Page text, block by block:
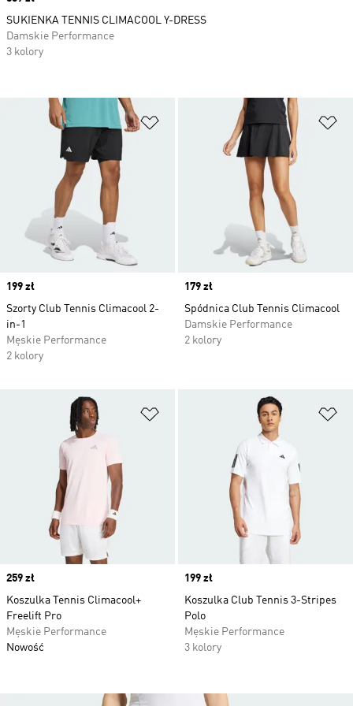
Dodaj do listy życzeń
Price
199 zł
Szorty Club Tennis Climacool 2-
in-1
Męskie Performance
2 kolory
Price
179 zł
Spódnica Club Tennis Climacool
Damskie Performance
2 kolory
Dodaj do listy życzeń
Price
259 zł
Koszulka Tennis Climacool+
Freelift Pro
Męskie Performance
Nowość
Price
199 zł
Koszulka Club Tennis 3-Stripes
Polo
Męskie Performance
3 kolory
SUKIENKA TENNIS CLIMACOOL Y-DRESS
Damskie Performance
3 kolory